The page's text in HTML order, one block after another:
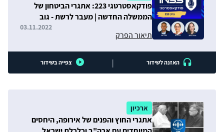
פודקאסטרטגי 223: אתגרי הביטחון של
הממשלה החדשה | מעבר לרשת - גוב
תיאור הפרק
03.11.2022
האזנה לשידור | צפייה בשידור
ארכיון
אתגרי החוץ והפנים של אירופה, היחסים